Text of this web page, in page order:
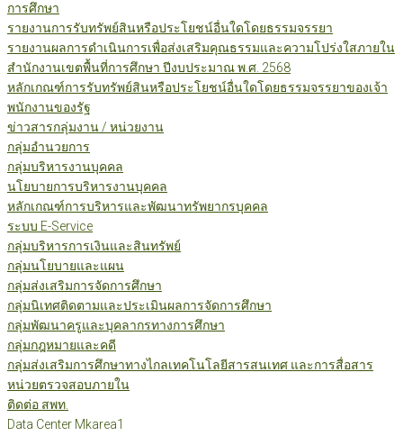
การศึกษา
รายงานการรับทรัพย์สินหรือประโยชน์อื่นใดโดยธรรมจรรยา
รายงานผลการดำเนินการเพื่อส่งเสริมคุณธรรมและความโปร่งใสภายใน
สำนักงานเขตพื้นที่การศึกษา ปีงบประมาณ พ.ศ. 2568
หลักเกณฑ์การรับทรัพย์สินหรือประโยชน์อื่นใดโดยธรรมจรรยาของเจ้า
พนักงานของรัฐ
ข่าวสารกลุ่มงาน / หน่วยงาน
กลุ่มอำนวยการ
กลุ่มบริหารงานบุคคล
นโยบายการบริหารงานบุคคล
หลักเกณฑ์การบริหารและพัฒนาทรัพยากรบุคคล
ระบบ E-Service
กลุ่มบริหารการเงินและสินทรัพย์
กลุ่มนโยบายและแผน
กลุ่มส่งเสริมการจัดการศึกษา
กลุ่มนิเทศติดตามและประเมินผลการจัดการศึกษา
กลุ่มพัฒนาครูและบุคลากรทางการศึกษา
กลุ่มกฎหมายและคดี
กลุ่มส่งเสริมการศึกษาทางไกลเทคโนโลยีสารสนเทศ และการสื่อสาร
หน่วยตรวจสอบภายใน
ติดต่อ สพท.
Data Center Mkarea1